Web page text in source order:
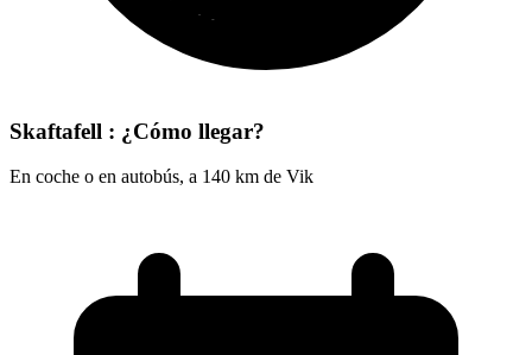
Skaftafell : ¿Cómo llegar?
En coche o en autobús, a 140 km de Vik